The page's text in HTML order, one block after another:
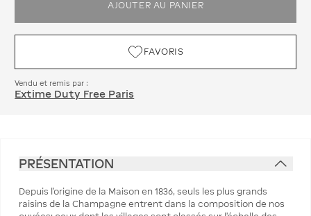
AJOUTER AU PANIER
FAVORIS
Vendu et remis par :
Extime Duty Free Paris
PRÉSENTATION
Depuis l’origine de la Maison en 1836, seuls les plus grands
raisins de la Champagne entrent dans la composition de nos